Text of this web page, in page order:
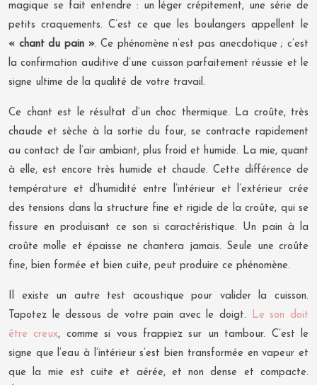
magique se fait entendre : un léger crépitement, une série de
petits craquements. C’est ce que les boulangers appellent le
« chant du pain ». Ce phénomène n’est pas anecdotique ; c’est
la confirmation auditive d’une cuisson parfaitement réussie et le
signe ultime de la qualité de votre travail.
Ce chant est le résultat d’un choc thermique. La croûte, très
chaude et sèche à la sortie du four, se contracte rapidement
au contact de l’air ambiant, plus froid et humide. La mie, quant
à elle, est encore très humide et chaude. Cette différence de
température et d’humidité entre l’intérieur et l’extérieur crée
des tensions dans la structure fine et rigide de la croûte, qui se
fissure en produisant ce son si caractéristique. Un pain à la
croûte molle et épaisse ne chantera jamais. Seule une croûte
fine, bien formée et bien cuite, peut produire ce phénomène.
Il existe un autre test acoustique pour valider la cuisson.
Tapotez le dessous de votre pain avec le doigt. Le son doit
être creux, comme si vous frappiez sur un tambour. C’est le
signe que l’eau à l’intérieur s’est bien transformée en vapeur et
que la mie est cuite et aérée, et non dense et compacte.